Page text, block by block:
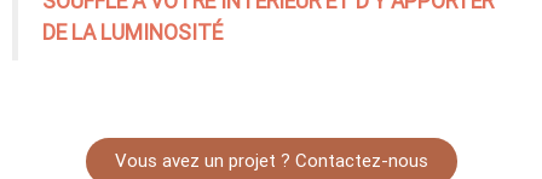
DE LA LUMINOSITÉ
Vous avez un projet ? Contactez-nous